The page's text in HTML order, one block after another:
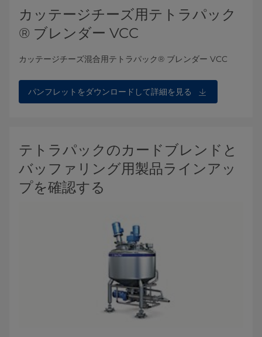
カッテージチーズ用テトラパック
® ブレンダー VCC
カッテージチーズ混合用​​​テトラパック® ブレンダー VCC
パンフレットをダウンロードして詳細を見る
テトラパックのカードブレンドと
バッファリング用製品ラインアッ
プを確認する